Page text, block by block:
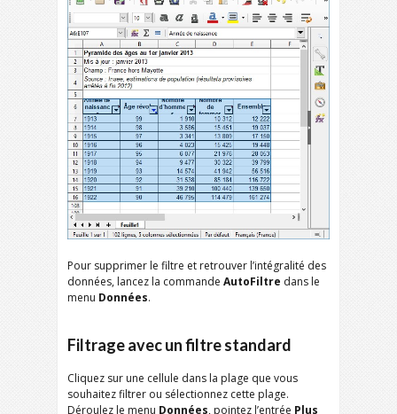
Pour supprimer le filtre et retrouver l’intégralité des
données, lancez la commande AutoFiltre dans le
menu Données.
Filtrage avec un filtre standard
Cliquez sur une cellule dans la plage que vous
souhaitez filtrer ou sélectionnez cette plage.
Déroulez le menu Données, pointez l’entrée Plus